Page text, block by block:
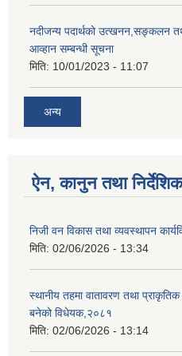
नदीजन्य पदार्थको उत्खनन,सङ्कलन
आव्हान सम्बन्धी सूचना
मिति: 10/01/2023 - 11:07
अन्य
ऐन, कानुन तथा
निजी वन विकास तथा व्यवस्थापन
मिति: 02/06/2026 - 13:34
स्थानीय तहमा वातावरण तथा
बनेको विधेयक,२०८१
मिति: 02/06/2026 - 13:14